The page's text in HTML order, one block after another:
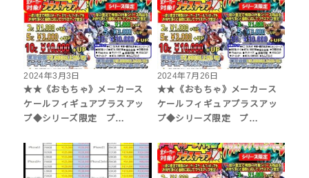
2024年3月3日
★★《おもちゃ》メーカース
ケールフィギュアプラスアッ
プ◆シリーズ限定 プ…
2024年7月26日
★★《おもちゃ》メーカース
ケールフィギュアプラスアッ
プ◆シリーズ限定 プ…